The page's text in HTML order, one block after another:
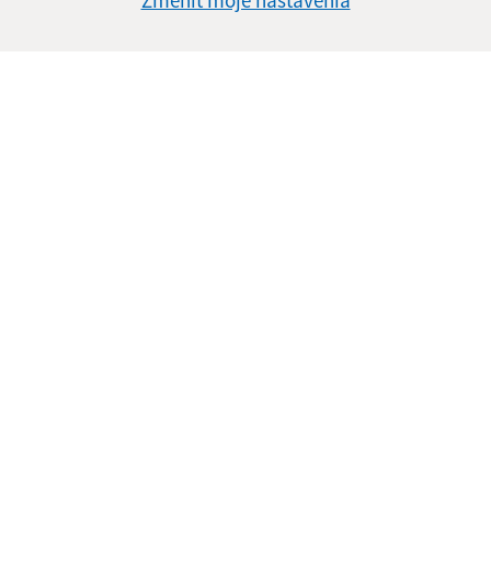
Vyhlásenie o prístupnosti